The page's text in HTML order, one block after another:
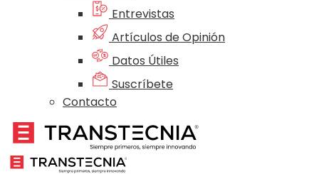
Entrevistas
Artículos de Opinión
Datos Útiles
Suscríbete
Contacto